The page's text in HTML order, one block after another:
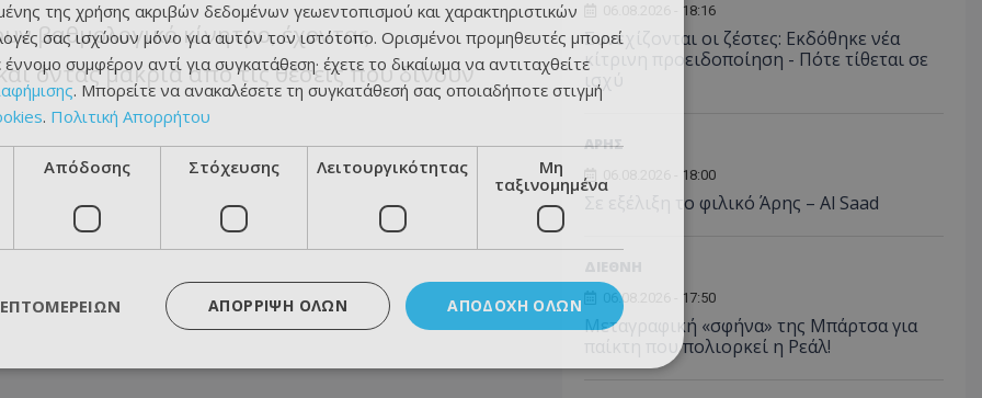
βαθμολογικό κίνητρο, έχοντας
όντας μακριά από τις θέσεις που δίνουν
06.08.2026 - 18:16
Συνεχίζονται οι ζέστες: Εκδόθηκε νέα
κίτρινη προειδοποίηση - Πότε τίθεται σε
ισχύ
ΑΡΗΣ
06.08.2026 - 18:00
Σε εξέλιξη το φιλικό Άρης – Al Saad
06.08.2026 - 17:50
Μεταγραφική «σφήνα» της Μπάρτσα για
παίκτη που πολιορκεί η Ρεάλ!
της χρήσης ακριβών δεδομένων γεωεντοπισμού και χαρακτηριστικών
σας ισχύουν μόνο για αυτόν τον ιστότοπο. Ορισμένοι προμηθευτές μπορεί
συμφέρον αντί για συγκατάθεση· έχετε το δικαίωμα να αντιταχθείτε
. Μπορείτε να ανακαλέσετε τη συγκατάθεσή σας οποιαδήποτε στιγμή
. Πολιτική Απορρήτου
Απόδοσης Στόχευσης Λειτουργικότητας
Μη
ταξινομημένα
ΑΠΟΔΟΧΉ ΌΛΩΝ
ΑΠΌΡΡΙΨΗ ΌΛΩΝ